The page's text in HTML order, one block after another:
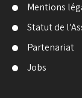
Mentions
Statut de
Partenariat
Jobs